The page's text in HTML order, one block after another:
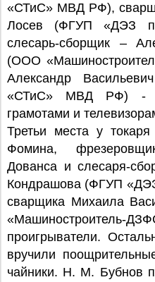
«СТиС» МВД РФ),
Лосев (ФГУП «ДЭЗ
слесарь-сборщик –
(ООО
Александр
«СТиС» МВД РФ) -
грамотами и
Третьи места у
Фомина,
Дованса и слесаря-
Кондрашова (ФГУП
сварщика Михаила
«Машиностроитель-
проигрыватели.
вручили
чайники. Н. М. Бубнов